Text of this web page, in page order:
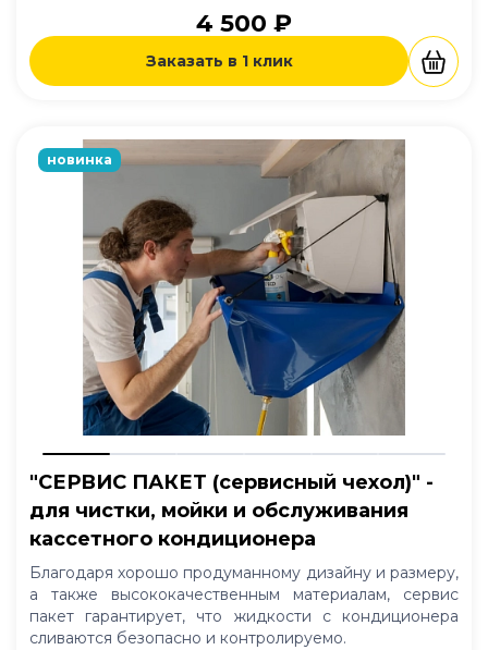
4 500 ₽
Заказать в 1 клик
новинка
"СЕРВИС ПАКЕТ (сервисный чехол)" -
для чистки, мойки и обслуживания
кассетного кондиционера
Благодаря хорошо продуманному дизайну и размеру,
а также высококачественным материалам, сервис
пакет гарантирует, что жидкости с кондиционера
сливаются безопасно и контролируемо.